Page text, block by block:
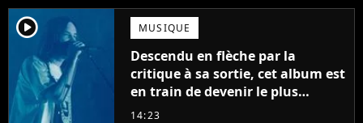
player2 MUSIQUE
Descendu en flèche par la
critique à sa sortie, cet album est
en train de devenir le plus
populaire de son auteur
14:23